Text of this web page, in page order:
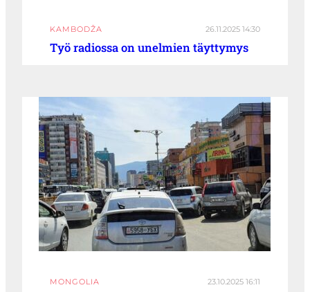
KAMBODŽA 26.11.2025 14:30
Työ radiossa on unelmien täyttymys
MONGOLIA 23.10.2025 16:11